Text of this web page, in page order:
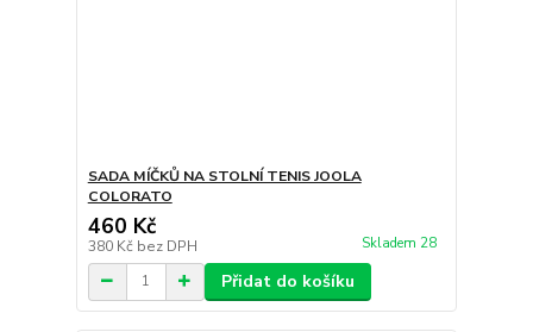
SADA MÍČKŮ NA STOLNÍ TENIS JOOLA
COLORATO
460 Kč
380 Kč bez DPH Skladem 28
Přidat do košíku